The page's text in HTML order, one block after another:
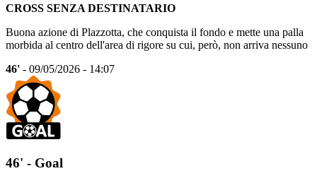
CROSS SENZA DESTINATARIO
Buona azione di Plazzotta, che conquista il fondo e mette una palla
morbida al centro dell'area di rigore su cui, però, non arriva nessuno
46' - 09/05/2026 - 14:07
46' - Goal